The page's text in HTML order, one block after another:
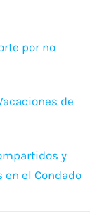
por no
de
y
el Condado